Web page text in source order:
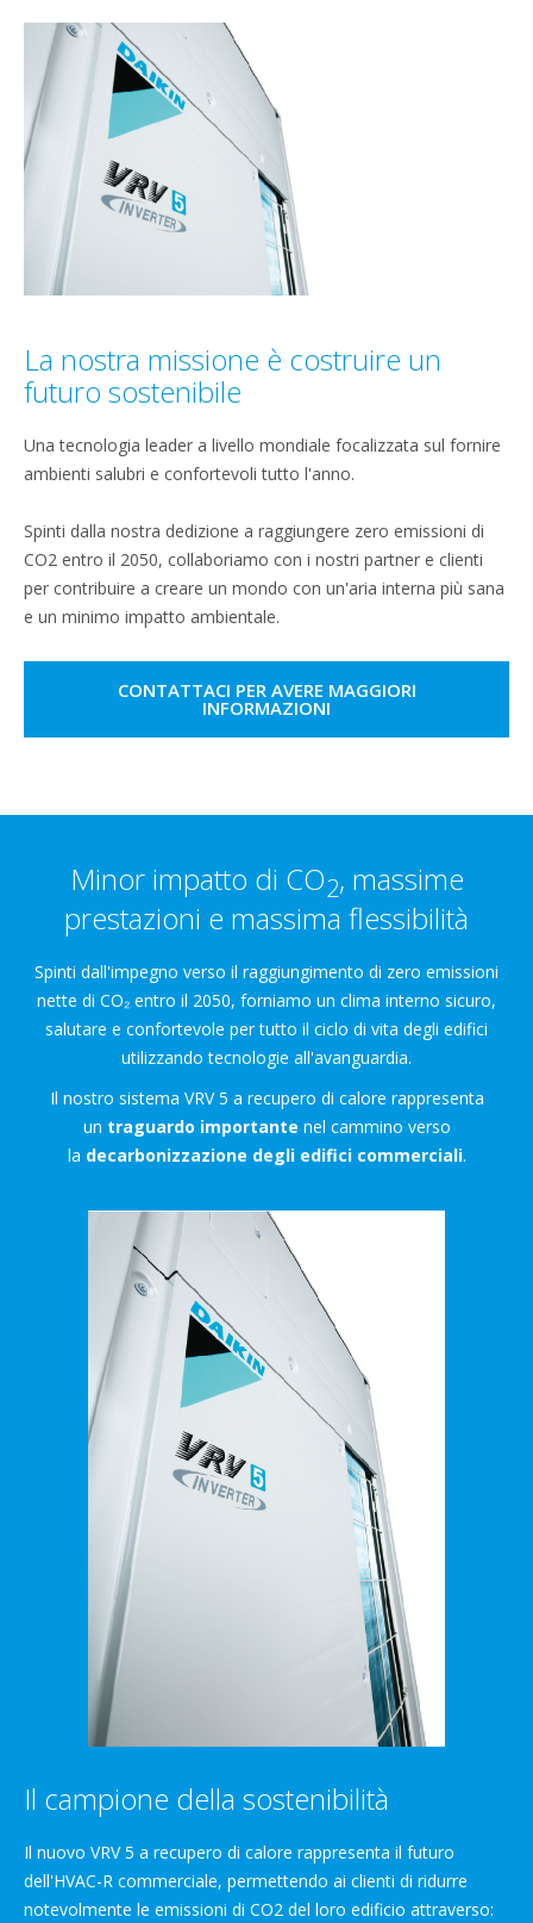
La nostra missione è costruire un
futuro sostenibile
Una tecnologia leader a livello mondiale focalizzata sul fornire
ambienti salubri e confortevoli tutto l'anno.
Spinti dalla nostra dedizione a raggiungere zero emissioni di
CO2 entro il 2050, collaboriamo con i nostri partner e clienti
per contribuire a creare un mondo con un'aria interna più sana
e un minimo impatto ambientale.
CONTATTACI PER AVERE MAGGIORI
INFORMAZIONI
Minor impatto di CO2, massime
prestazioni e massima flessibilità
Spinti dall'impegno verso il raggiungimento di zero emissioni
nette di CO₂ entro il 2050, forniamo un clima interno sicuro,
salutare e confortevole per tutto il ciclo di vita degli edifici
utilizzando tecnologie all'avanguardia.​
​Il nostro sistema VRV 5 a recupero di calore rappresenta
un traguardo importante nel cammino verso
la decarbonizzazione degli edifici commerciali.​
Il campione della sostenibilità
Il nuovo VRV 5 a recupero di calore rappresenta il futuro
dell'HVAC-R commerciale, permettendo ai clienti di ridurre
notevolmente le emissioni di CO2 del loro edificio attraverso:​​